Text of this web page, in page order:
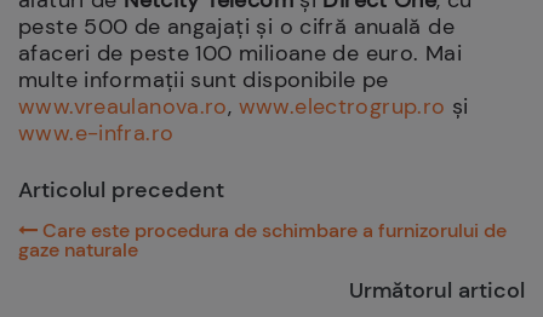
peste 500 de angajați și o cifră anuală de
afaceri de peste 100 milioane de euro. Mai
multe informații sunt disponibile pe
www.vreaulanova.ro, www.electrogrup.ro și
www.e-infra.ro
Articolul precedent
Care este procedura de schimbare a furnizorului de
gaze naturale
Următorul articol